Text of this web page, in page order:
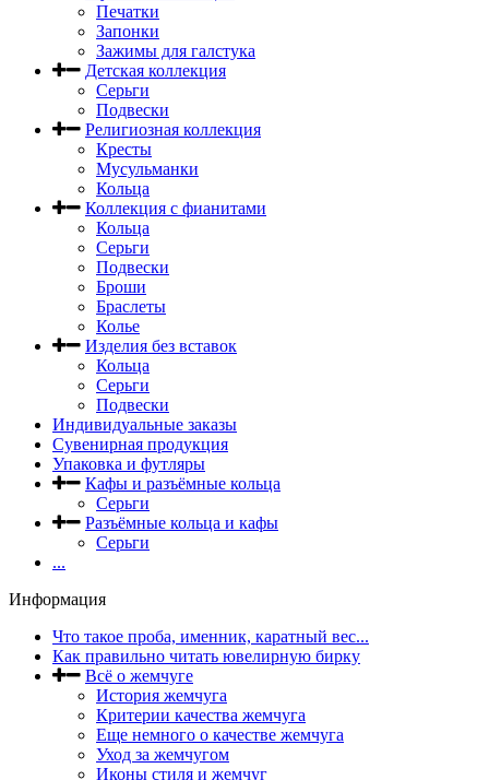
Печатки
Запонки
Зажимы для галстука
Детская коллекция
Серьги
Подвески
Религиозная коллекция
Кресты
Мусульманки
Кольца
Коллекция с фианитами
Кольца
Серьги
Подвески
Броши
Браслеты
Колье
Изделия без вставок
Кольца
Серьги
Подвески
Индивидуальные заказы
Сувенирная продукция
Упаковка и футляры
Кафы и разъёмные кольца
Серьги
Разъёмные кольца и кафы
Серьги
...
Информация
Что такое проба, именник, каратный вес...
Как правильно читать ювелирную бирку
Всё о жемчуге
История жемчуга
Критерии качества жемчуга
Еще немного о качестве жемчуга
Уход за жемчугом
Иконы стиля и жемчуг